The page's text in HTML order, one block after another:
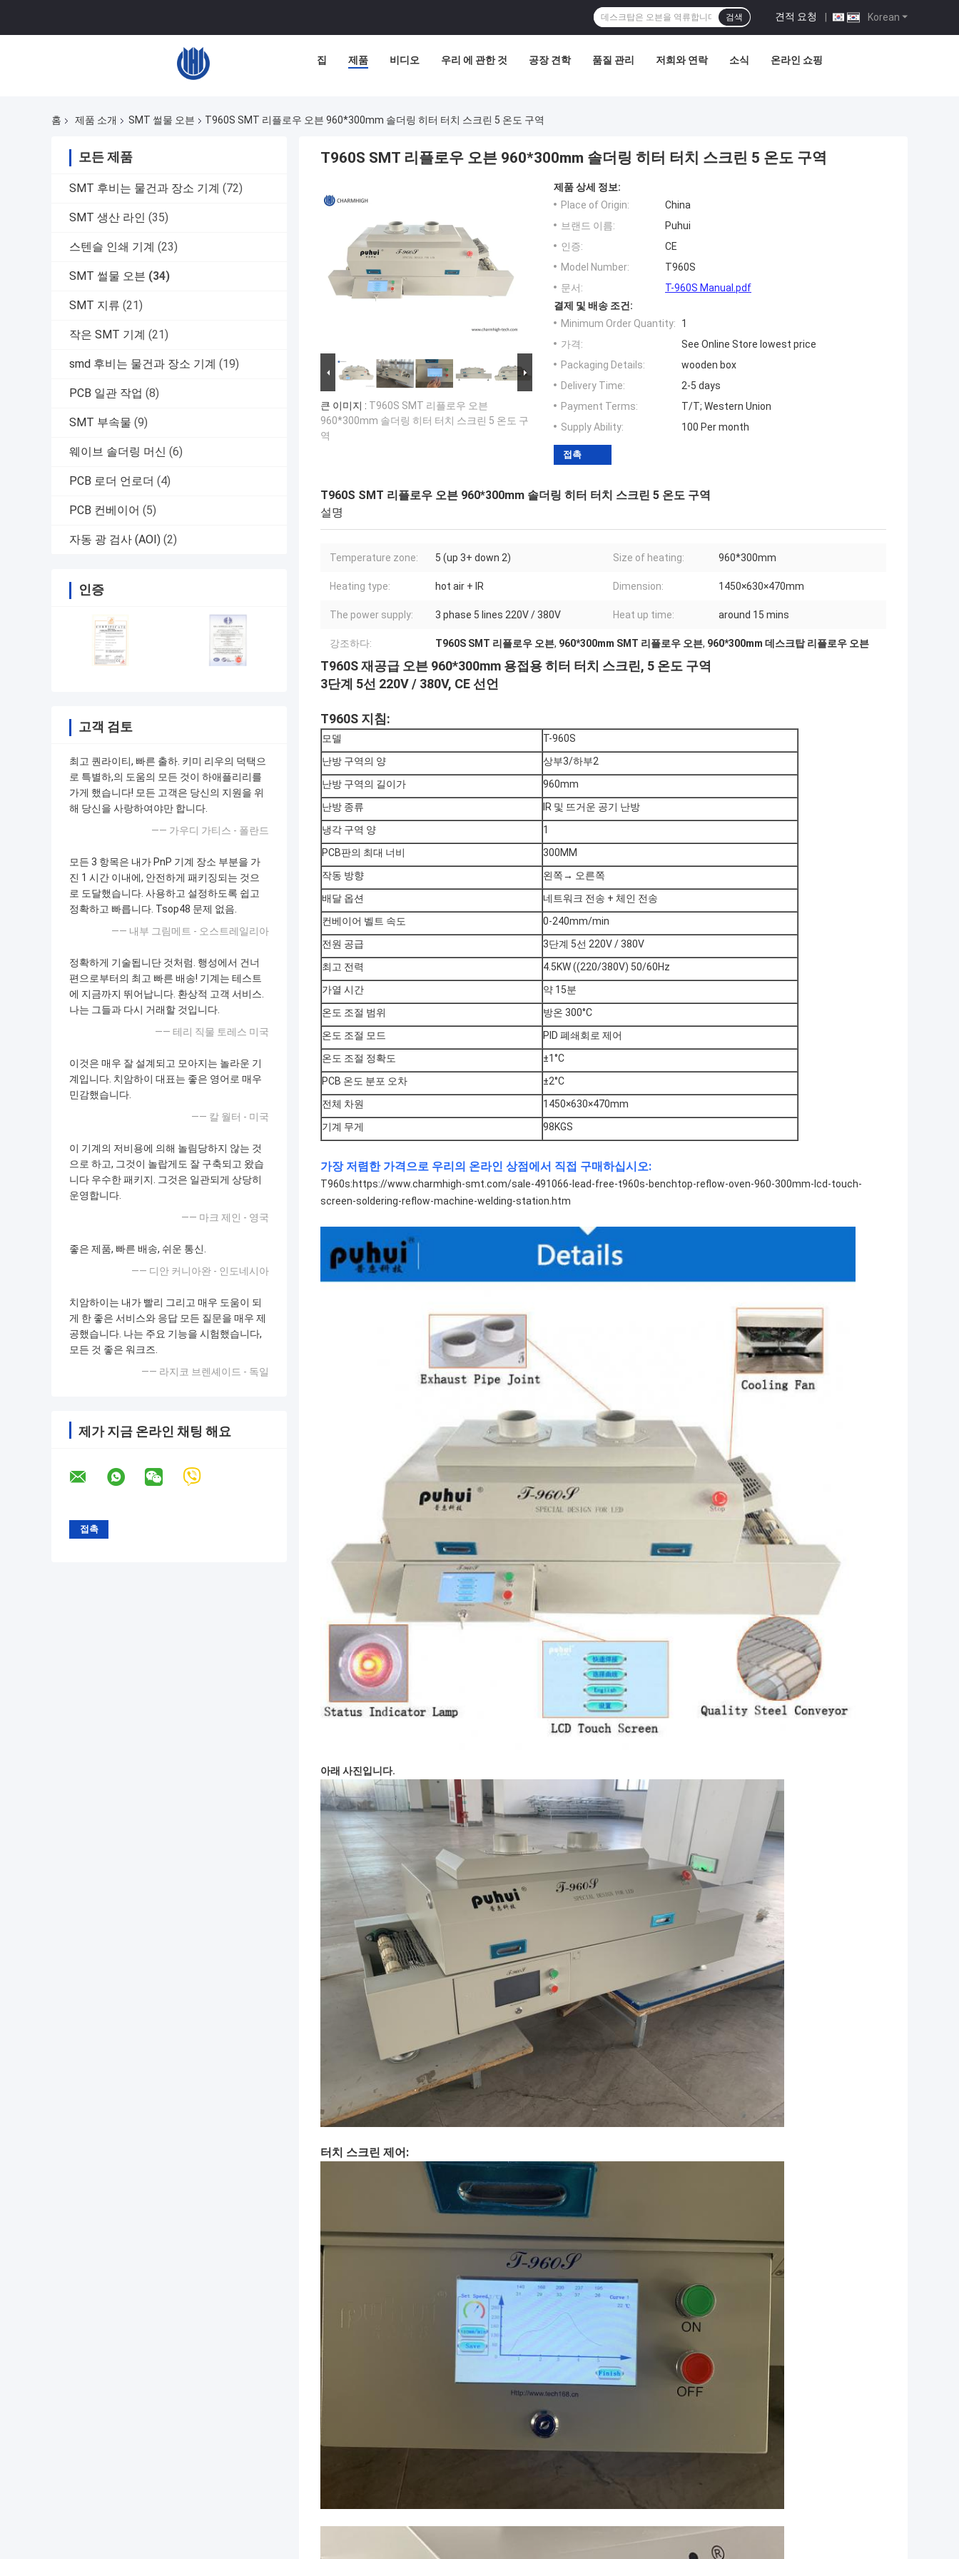
Korean
견적 요청 |
검색
집 제품 비디오 우리 에 관한 것 공장 견학 품질 관리 저희와 연락 소식 온라인 쇼핑
홈 제품 소개 SMT 썰물 오븐 T960S SMT 리플로우 오븐 960*300mm 솔더링 히터 터치 스크린 5 온도 구역
모든 제품
SMT 후비는 물건과 장소 기계 (72)
SMT 생산 라인 (35)
스텐슬 인쇄 기계 (23)
SMT 썰물 오븐 (34)
SMT 지류 (21)
작은 SMT 기계 (21)
smd 후비는 물건과 장소 기계 (19)
PCB 일관 작업 (8)
SMT 부속물 (9)
웨이브 솔더링 머신 (6)
PCB 로더 언로더 (4)
PCB 컨베이어 (5)
자동 광 검사 (AOI) (2)
인증
고객 검토
최고 퀀라이티, 빠른 출하. 키미 리우의 덕택으
로 특별하,의 도움의 모든 것이 하애플리리를
가게 했습니다! 모든 고객은 당신의 지원을 위
해 당신을 사랑하여야만 합니다.
—— 가우디 가티스 - 폴란드
모든 3 항목은 내가 PnP 기계 장소 부분을 가
진 1 시간 이내에, 안전하게 패키징되는 것으
로 도달했습니다. 사용하고 설정하도록 쉽고
정확하고 빠릅니다. Tsop48 문제 없음.
—— 내부 그림메트 - 오스트레일리아
정확하게 기술됩니단 것처럼. 행성에서 건너
편으로부터의 최고 빠른 배송! 기계는 테스트
에 지금까지 뛰어납니다. 환상적 고객 서비스.
나는 그들과 다시 거래할 것입니다.
—— 테리 직물 토레스 미국
이것은 매우 잘 설계되고 모아지는 놀라운 기
계입니다. 치암하이 대표는 좋은 영어로 매우
민감했습니다.
—— 칼 월터 - 미국
이 기계의 저비용에 의해 놀림당하지 않는 것
으로 하고, 그것이 놀랍게도 잘 구축되고 왔습
니다 우수한 패키지. 그것은 일관되게 상당히
운영합니다.
—— 마크 제인 - 영국
좋은 제품, 빠른 배송, 쉬운 통신.
—— 디안 커니아완 - 인도네시아
치암하이는 내가 빨리 그리고 매우 도움이 되
게 한 좋은 서비스와 응답 모든 질문을 매우 제
공했습니다. 나는 주요 기능을 시험했습니다,
모든 것 좋은 워크즈.
—— 라지코 브렌셰이드 - 독일
제가 지금 온라인 채팅 해요
T960S SMT 리플로우 오븐 960*300mm 솔더링 히터 터치 스크린 5 온도 구역
큰 이미지 : T960S SMT 리플로우 오븐
960*300mm 솔더링 히터 터치 스크린 5 온도 구
역
제품 상세 정보:
Place of Origin:
China
브랜드 이름:
Puhui
인증:
CE
Model Number:
T960S
문서:
T-960S Manual.pdf
결제 및 배송 조건:
Minimum Order Quantity:
1
가격:
See Online Store lowest price
Packaging Details:
wooden box
Delivery Time:
2-5 days
Payment Terms:
T/T; Western Union
Supply Ability:
100 Per month
접촉
T960S SMT 리플로우 오븐 960*300mm 솔더링 히터 터치 스크린 5 온도 구역
설명
Temperature zone: 5 (up 3+ down 2) Size of heating: 960*300mm
Heating type: hot air + IR Dimension: 1450×630×470mm
The power supply: 3 phase 5 lines 220V / 380V Heat up time: around 15 mins
강조하다: T960S SMT 리플로우 오븐, 960*300mm SMT 리플로우 오븐, 960*300mm 데스크탑 리플로우 오븐
T960S 재공급 오븐 960*300mm 용접용 히터 터치 스크린, 5 온도 구역
3단계 5선 220V / 380V, CE 선언
T960S 지침:
모델
T-960S
난방 구역의 양
상부3/하부2
난방 구역의 길이가
960mm
난방 종류
IR 및 뜨거운 공기 난방
냉각 구역 양
1
PCB판의 최대 너비
300MM
작동 방향
왼쪽→ 오른쪽
배달 옵션
네트워크 전송 + 체인 전송
컨베이어 벨트 속도
0-240mm/min
전원 공급
3단계 5선 220V / 380V
최고 전력
4.5KW ((220/380V) 50/60Hz
가열 시간
약 15분
온도 조절 범위
방온 300°C
온도 조절 모드
PID 폐쇄회로 제어
온도 조절 정확도
±1°C
PCB 온도 분포 오차
±2°C
전체 차원
1450×630×470mm
기계 무게
98KGS
가장 저렴한 가격으로 우리의 온라인 상점에서 직접 구매하십시오:
T960s:https://www.charmhigh-smt.com/sale-491066-lead-free-t960s-benchtop-reflow-oven-960-300mm-lcd-touch-
screen-soldering-reflow-machine-welding-station.htm
아래 사진입니다.
터치 스크린 제어: